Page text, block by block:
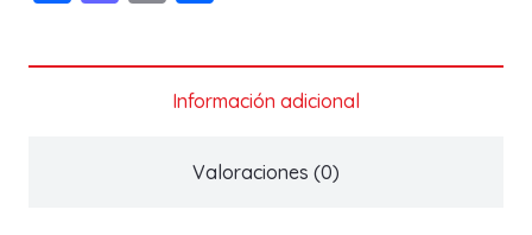
cantidad
Información adicional
Valoraciones (0)